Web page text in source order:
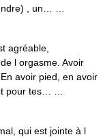
, un… …
agréable,
l orgasme. Avoir
avoir pied, en avoir
pour tes… …
qui est jointe à l